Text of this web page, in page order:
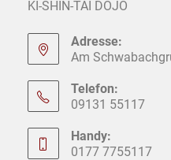
KI-SHIN-TAI DOJO
Adresse:
Am
Telefon:
09131 55117
Handy:
0177 7755117